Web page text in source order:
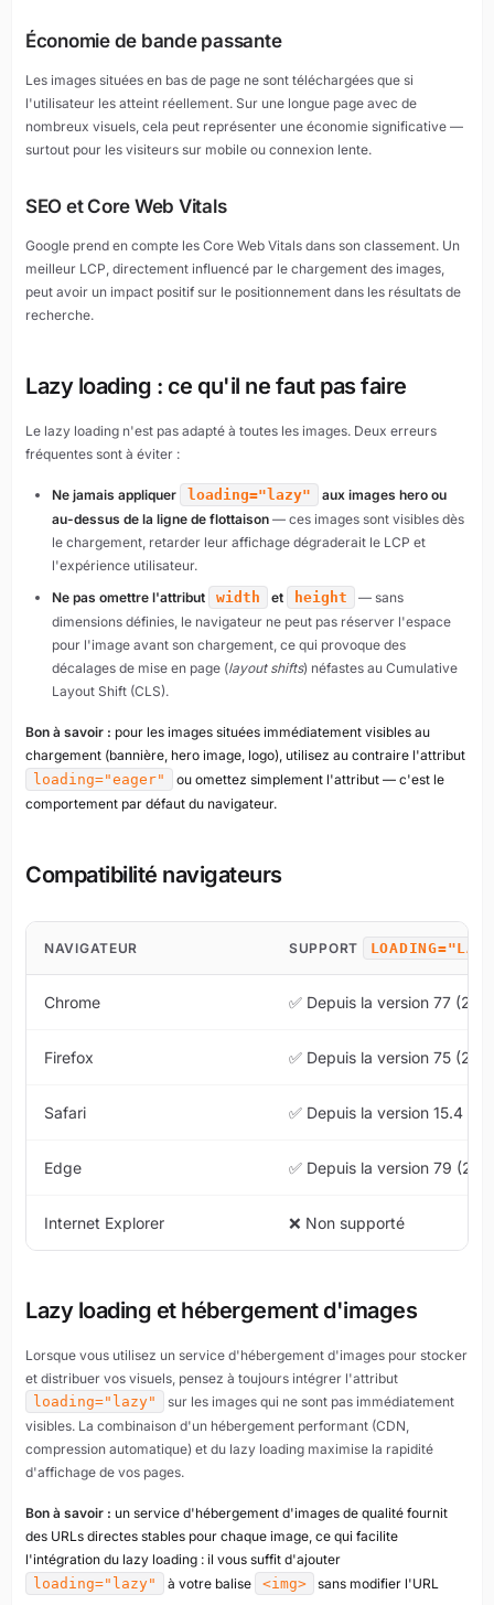
Économie de bande passante
Les images situées en bas de page ne sont téléchargées que si
l'utilisateur les atteint réellement. Sur une longue page avec de
nombreux visuels, cela peut représenter une économie significative —
surtout pour les visiteurs sur mobile ou connexion lente.
SEO et Core Web Vitals
Google prend en compte les Core Web Vitals dans son classement. Un
meilleur LCP, directement influencé par le chargement des images,
peut avoir un impact positif sur le positionnement dans les résultats de
recherche.
Lazy loading : ce qu'il ne faut pas faire
Le lazy loading n'est pas adapté à toutes les images. Deux erreurs
fréquentes sont à éviter :
Ne jamais appliquer loading="lazy"
aux images hero ou
au-dessus de la ligne de flottaison — ces images sont visibles dès
le chargement, retarder leur affichage dégraderait le LCP et
l'expérience utilisateur.
Ne pas omettre l'attribut
width et height
— sans
dimensions définies, le navigateur ne peut pas réserver l'espace
pour l'image avant son chargement, ce qui provoque des
décalages de mise en page (layout shifts) néfastes au Cumulative
Layout Shift (CLS).
Bon à savoir : pour les images situées immédiatement visibles au
chargement (bannière, hero image, logo), utilisez au contraire l'attribut
loading="eager"
ou omettez simplement l'attribut — c'est le
comportement par défaut du navigateur.
Compatibilité navigateurs
NAVIGATEUR SUPPORT
Chrome ✅ Depuis la version 77
Firefox ✅ Depuis la version 75
Safari ✅ Depuis la version 15.4
Edge ✅ Depuis la version 79
Internet Explorer ❌ Non supporté
Lazy loading et hébergement d'images
Lorsque vous utilisez un service d'hébergement d'images pour stocker
et distribuer vos visuels, pensez à toujours intégrer l'attribut
loading="lazy"
sur les images qui ne sont pas immédiatement
visibles. La combinaison d'un hébergement performant (CDN,
compression automatique) et du lazy loading maximise la rapidité
d'affichage de vos pages.
Bon à savoir : un service d'hébergement d'images de qualité fournit
des URLs directes stables pour chaque image, ce qui facilite
l'intégration du lazy loading : il vous suffit d'ajouter
loading="lazy"
à votre balise <img>
sans modifier l'URL